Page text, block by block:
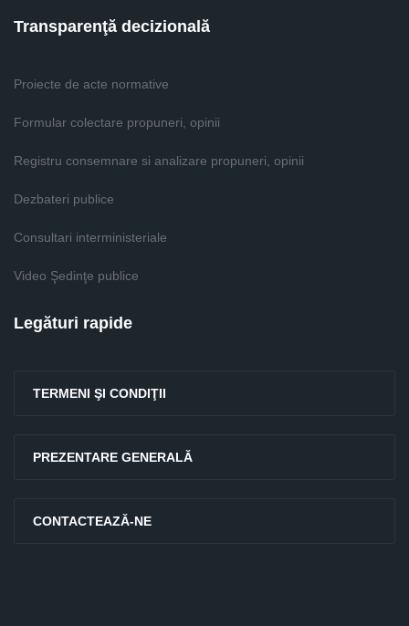
Transparenţă decizională
Proiecte de acte normative
Formular colectare propuneri, opinii
Registru consemnare si analizare propuneri, opinii
Dezbateri publice
Consultari interministeriale
Video Şedinţe publice
Legături rapide
TERMENI ŞI CONDIŢII
PREZENTARE GENERALĂ
CONTACTEAZĂ-NE